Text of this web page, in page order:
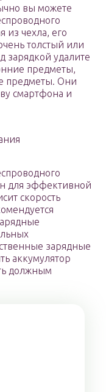
вы можете
из чехла, его
толстый или
зарядкой удалите
предметы,
предметы. Они
смартфона и
для эффективной
скорость
зарядные
аккумулятор
должным